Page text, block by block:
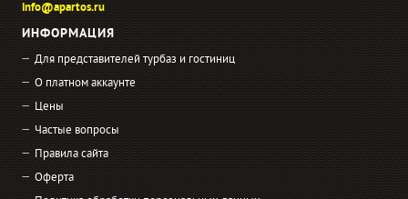
info@apartos.ru
ИНФОРМАЦИЯ
Для представителей турбаз и гостиниц
О платном аккаунте
Цены
Частые вопросы
Правила сайта
Оферта